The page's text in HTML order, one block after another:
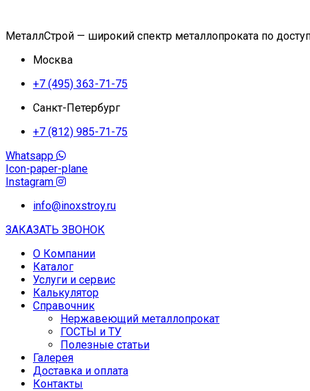
МеталлСтрой — широкий спектр металлопроката по
Москва
+7 (495) 363-71-75
Санкт-Петербург
+7 (812) 985-71-75
Whatsapp
Icon-paper-plane
Instagram
info@inoxstroy.ru
ЗАКАЗАТЬ ЗВОНОК
О Компании
Каталог
Услуги и сервис
Калькулятор
Справочник
Нержавеющий металлопрокат
ГОСТЫ и ТУ
Полезные статьи
Галерея
Доставка и оплата
Контакты